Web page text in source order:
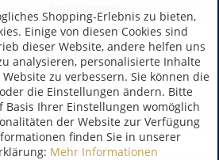
Qualitätswein
Rot
Spätburgunder
trocken
2016
Shopping-Erlebnis zu bieten,
Einige von diesen Cookies sind
dieser Website, andere helfen uns
analysieren, personalisierte Inhalte
zu verbessern. Sie können die
die Einstellungen ändern. Bitte
Basis Ihrer Einstellungen womöglich
der Website zur Verfügung
finden Sie in unserer
Mehr Informationen